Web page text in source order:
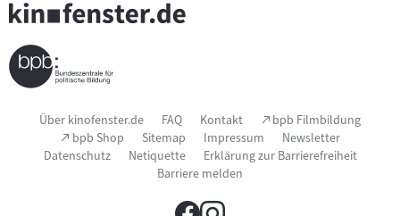
Seitenfußnavigation
Über kinofenster.de FAQ Kontakt (Link
öffnet
im
neuen
bpb Filmbildung
(Link
öffnet
im
bpb Shop Sitemap Impressum
Newsletter
Datenschutz
Netiquette
Erklärung zur Barrierefreiheit
Barriere melden